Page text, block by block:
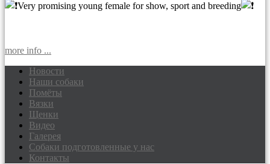
Very promising young female for show, sport and breeding
more info ...
Доберманы питомник Via Felicium,
щенки добермана
Новости
Наши собаки
Помёты
Вязки
Щенки
Видео
Галерея
Собаки подготовленные у нас
Контакты